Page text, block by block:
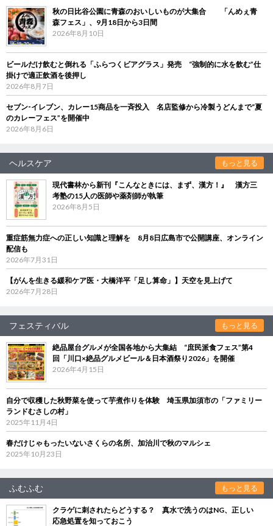
秋の日比谷公園に青森のおいしいものが大集合 「んめぇ青
森フェス」、9月18日から3日間
2026年8月10日
ビールだけ飲むと倒れる「ふらつくビアグラス」発売 “強制的に水を飲む”仕
掛けで適正飲酒を後押し
2026年8月7日
セブン‐イレブン、カレー15商品を一斉投入 名店監修から冷製うどんまで“夏
のカレーフェス”を開催中
2026年8月6日
ヘルスケア もっと見る
現代書林から新刊『こんなときには、まず、漢方！』 漢方三
考塾の15人の医師や薬剤師が執筆
2026年8月5日
重症筋無力症への正しい知識と理解を 8月8日広島市で公開講座、オンライン
配信も
2026年7月31日
【がんを生きる緩和ケア医・大橋洋平「足し算命」】天空を見上げて
2026年7月28日
フェスティバル もっと見る
絶品屋台グルメが全国各地から大集結 “庶民派食フェス”第4
回「川口×絶品グルメビール＆日本酒祭り2026」を開催
2026年4月15日
自分で収穫した秋野菜を使って芋煮作りを体験 埼玉県加須市の「ファミリー
ランドむさしの村」
2025年11月4日
春だけじゃもったいないさくらの名所、加治川で秋のマルシェ
2025年10月23日
ふむふむ もっと見る
クラゲに刺されたらどうする？ 真水で洗うのはNG、正しい
応急処置を知っておこう